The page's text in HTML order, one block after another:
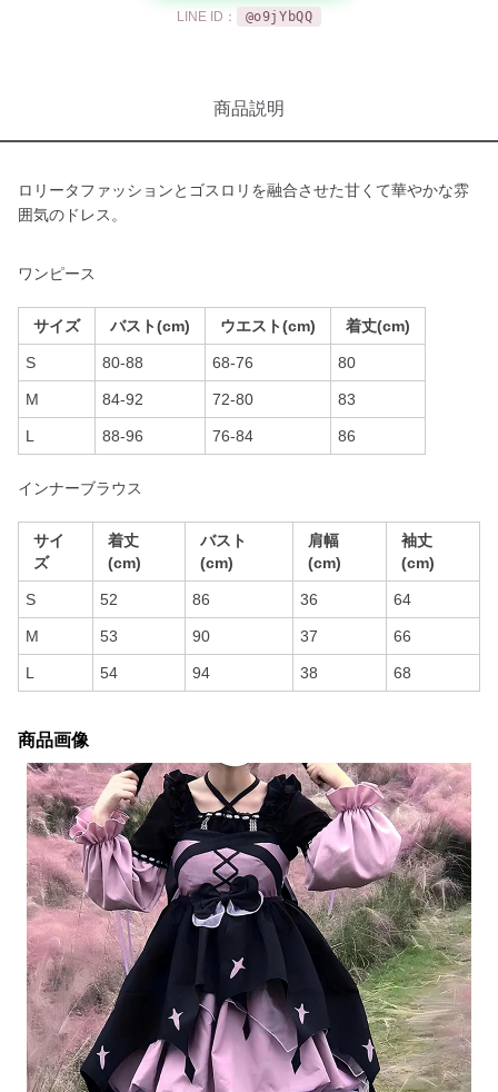
LINE ID： @o9jYbQQ
商品説明
ロリータファッションとゴスロリを融合させた甘くて華やかな雰
囲気のドレス。
ワンピース
サイズ バスト(cm) ウエスト(cm) 着丈(cm)
S 80-88 68-76 80
M 84-92 72-80 83
L 88-96 76-84 86
インナーブラウス
サイ
ズ
着丈
(cm)
バスト
(cm)
肩幅
(cm)
袖丈
(cm)
S 52 86 36 64
M 53 90 37 66
L 54 94 38 68
商品画像